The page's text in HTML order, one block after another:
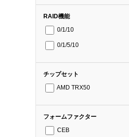
RAID機能
0/1/10
0/1/5/10
チップセット
AMD TRX50
フォームファクター
CEB